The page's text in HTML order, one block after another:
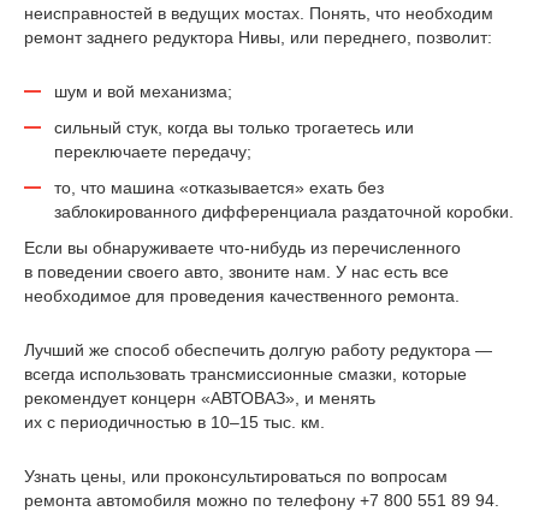
неисправностей в ведущих мостах. Понять, что необходим
ремонт заднего редуктора Нивы, или переднего, позволит:
шум и вой механизма;
сильный стук, когда вы только трогаетесь или
переключаете передачу;
то, что машина «отказывается» ехать без
заблокированного дифференциала раздаточной коробки.
Если вы обнаруживаете что-нибудь из перечисленного
в поведении своего авто, звоните нам. У нас есть все
необходимое для проведения качественного ремонта.
Лучший же способ обеспечить долгую работу редуктора —
всегда использовать трансмиссионные смазки, которые
рекомендует концерн «АВТОВАЗ», и менять
их с периодичностью в 10–15 тыс. км.
Узнать цены, или проконсультироваться по вопросам
ремонта автомобиля можно по телефону +7 800 551 89 94.